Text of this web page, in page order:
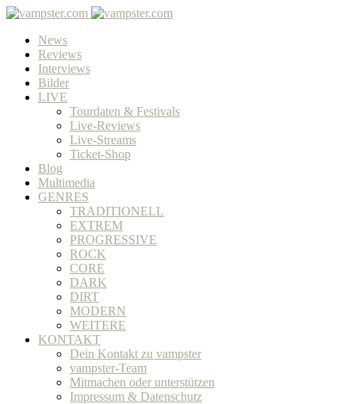
News
Reviews
Interviews
Bilder
LIVE
Tourdaten & Festivals
Live-Reviews
Live-Streams
Ticket-Shop
Blog
Multimedia
GENRES
TRADITIONELL
EXTREM
PROGRESSIVE
ROCK
CORE
DARK
DIRT
MODERN
WEITERE
KONTAKT
Dein Kontakt zu vampster
vampster-Team
Mitmachen oder unterstützen
Impressum & Datenschutz